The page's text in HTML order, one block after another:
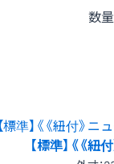
数量
【標準】《《